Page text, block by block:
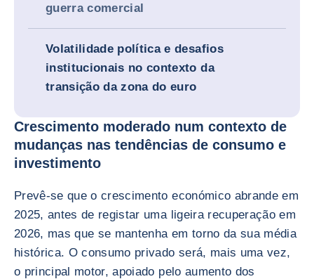
guerra comercial
Volatilidade política e desafios
institucionais no contexto da
transição da zona do euro
Crescimento moderado num contexto de
mudanças nas tendências de consumo e
investimento
Prevê-se que o crescimento económico abrande em
2025, antes de registar uma ligeira recuperação em
2026, mas que se mantenha em torno da sua média
histórica. O consumo privado será, mais uma vez,
o principal motor, apoiado pelo aumento dos